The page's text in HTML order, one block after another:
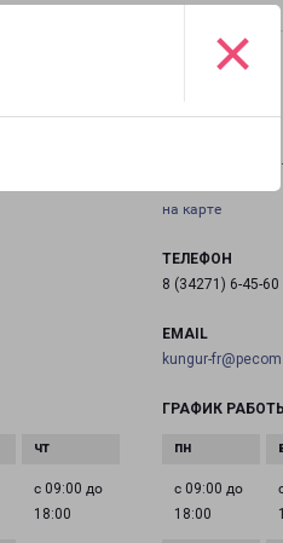
×
с 09:00 до
18:00
Пермский край,
на карте
ТЕЛЕФОН
8 (34271) 6-45-60
EMAIL
kungur-
ГРАФИК РАБОТЫ
с 09:00 до
18:00